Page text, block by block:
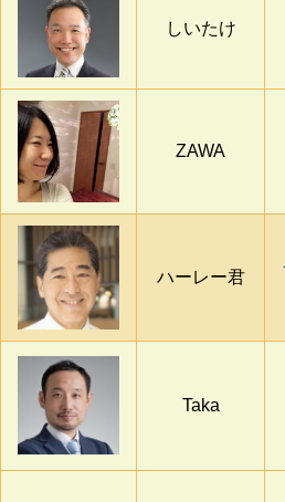
しいたけ
ZAWA
ハーレー君
Taka